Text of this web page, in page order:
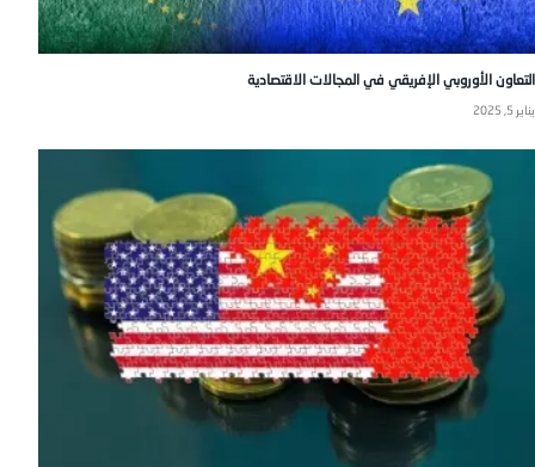
التعاون الأوروبي الإفريقي في المجالات الاقتصادية
يناير 5, 2025